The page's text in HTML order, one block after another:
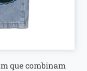
que combinam